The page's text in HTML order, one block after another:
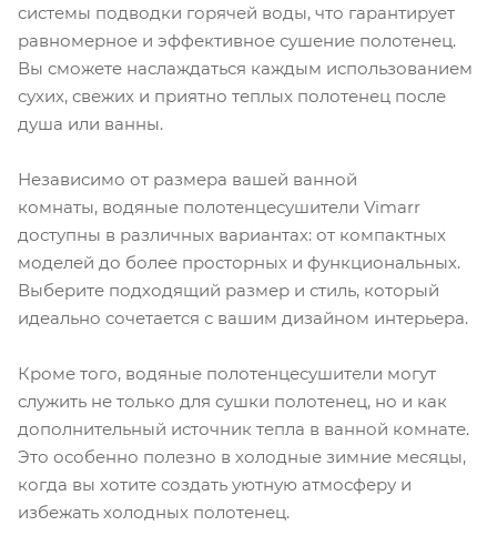
системы подводки горячей воды, что гарантирует
равномерное и эффективное сушение полотенец.
Вы сможете наслаждаться каждым использованием
сухих, свежих и приятно теплых полотенец после
душа или ванны.
Независимо от размера вашей ванной
комнаты, водяные полотенцесушители Vimarr
доступны в различных вариантах: от компактных
моделей до более просторных и функциональных.
Выберите подходящий размер и стиль, который
идеально сочетается с вашим дизайном интерьера.
Кроме того, водяные полотенцесушители могут
служить не только для сушки полотенец, но и как
дополнительный источник тепла в ванной комнате.
Это особенно полезно в холодные зимние месяцы,
когда вы хотите создать уютную атмосферу и
избежать холодных полотенец.